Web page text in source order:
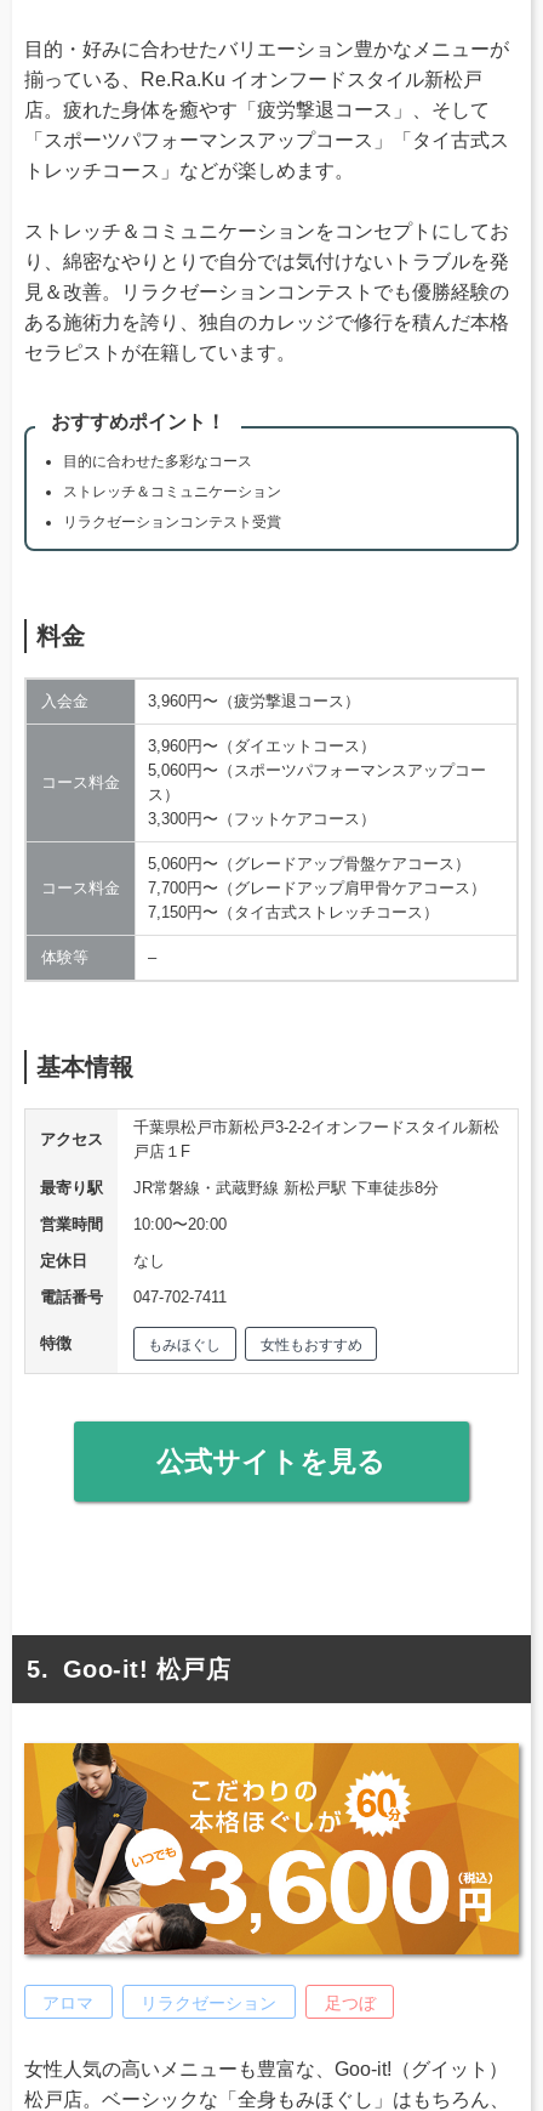
目的・好みに合わせたバリエーション豊かなメニューが
揃っている、Re.Ra.Ku イオンフードスタイル新松戸
店。疲れた身体を癒やす「疲労撃退コース」、そして
「スポーツパフォーマンスアップコース」「タイ古式ス
トレッチコース」などが楽しめます。
ストレッチ＆コミュニケーションをコンセプトにしてお
り、綿密なやりとりで自分では気付けないトラブルを発
見＆改善。リラクゼーションコンテストでも優勝経験の
ある施術力を誇り、独自のカレッジで修行を積んだ本格
セラピストが在籍しています。
おすすめポイント！
目的に合わせた多彩なコース
ストレッチ＆コミュニケーション
リラクゼーションコンテスト受賞
料金
入会金 3,960円〜（疲労撃退コース）
コース料金
3,960円〜（ダイエットコース）
5,060円〜（スポーツパフォーマンスアップコー
ス）
3,300円〜（フットケアコース）
コース料金
5,060円〜（グレードアップ骨盤ケアコース）
7,700円〜（グレードアップ肩甲骨ケアコース）
7,150円〜（タイ古式ストレッチコース）
体験等 –
基本情報
アクセス
千葉県松戸市新松戸3-2-2イオンフードスタイル新松
戸店１F
最寄り駅
JR常磐線・武蔵野線 新松戸駅 下車徒歩8分
営業時間
10:00〜20:00
定休日
なし
電話番号
047-702-7411
特徴 もみほぐし 女性もおすすめ
公式サイトを見る
Goo-it! 松戸店
アロマ リラクゼーション 足つぼ
女性人気の高いメニューも豊富な、Goo-it!（グイット）
松戸店。ベーシックな「全身もみほぐし」はもちろん、